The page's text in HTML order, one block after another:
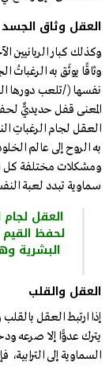
العقل وثاق الجسد
وكذلك كبار الربانيين
وثاقًا يوثَق به الرغباتُ
نفسها (/تلعب دورها
المعنى قفل حديديٌّ
العقل لجام الرغباتِ
به الروح إلى عالم
ومشكلات مختلفة كل
سماوية تبدد لعبة
العقل
لحفظ
البشرية
العقل والقلب
إذا ارتبط العقل
يترك عدوًّا إلا صرعه
السماوية إلى